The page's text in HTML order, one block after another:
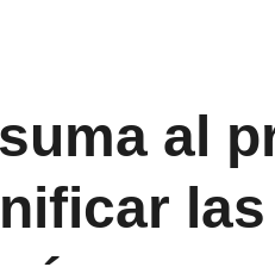
al